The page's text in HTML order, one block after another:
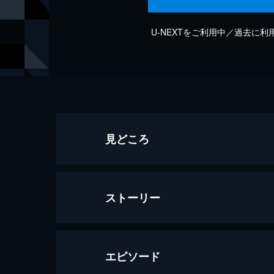
U-NEXTをご利用中／過去に利
見どころ
ストーリー
エピソード